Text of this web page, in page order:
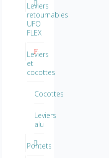
Leviers
retournables
UFO
FLEX
Leviers
et
cocottes
Cocottes
Leviers
alu
Pontets